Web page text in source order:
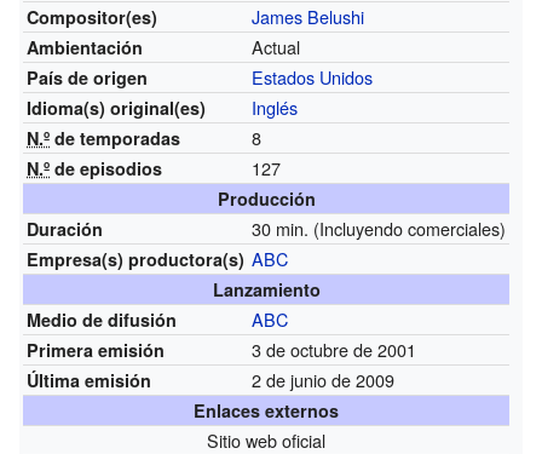
Compositor(es) James Belushi
Ambientación Actual
País de origen Estados Unidos
Idioma(s) original(es) Inglés
N.º de temporadas 8
N.º de episodios 127
Producción
Duración
30 min. (Incluyendo comerciales)
Empresa(s) productora(s) ABC
Lanzamiento
Medio de difusión
ABC
Primera emisión 3 de octubre de 2001
Última emisión 2 de junio de 2009
Enlaces externos
Sitio web oficial